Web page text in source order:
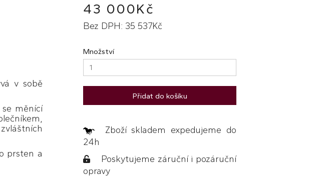
v sobě
měnící
prsten a
43 000Kč
Bez DPH: 35 537Kč
Množství
Přidat do košíku
Zboží skladem expedujeme do
24h
Poskytujeme záruční i pozáruční
opravy